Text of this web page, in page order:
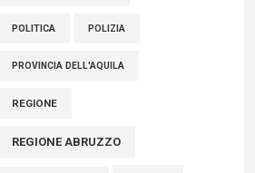
POLITICA POLIZIA
PROVINCIA DELL'AQUILA
REGIONE
REGIONE ABRUZZO